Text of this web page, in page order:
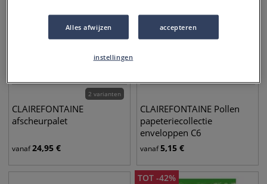
2 varianten
CLAIREFONTAINE
afscheurpalet
vanaf24,95 €
CLAIREFONTAINE Pollen
papeteriecollectie
enveloppen C6
vanaf5,15 €
TOT -42%
Alles afwijzen accepteren
instellingen